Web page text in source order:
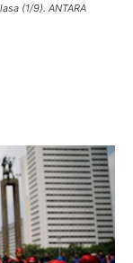
(1/9). ANTARA